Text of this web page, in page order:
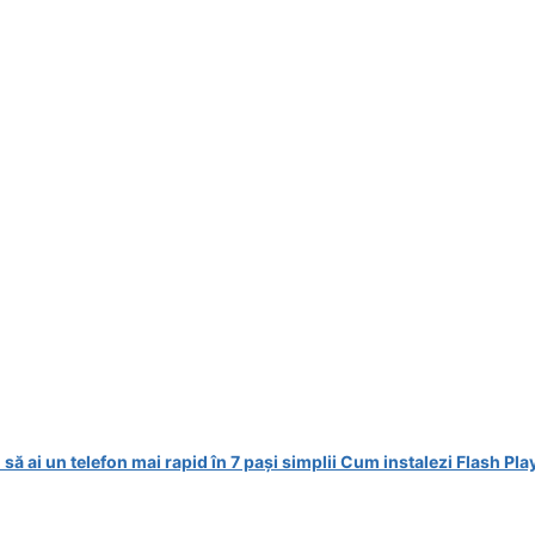
să ai un telefon mai rapid în 7 pași simplii Cum instalezi Flash